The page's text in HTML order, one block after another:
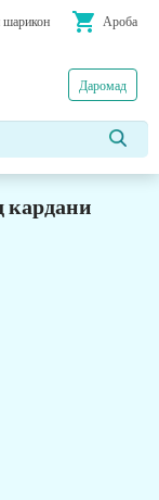
shopping_cart Ароба
Даромад
кардани